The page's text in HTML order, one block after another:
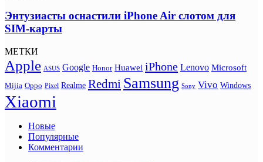
Энтузиасты оснастили iPhone Air слотом для
SIM-карты
МЕТКИ
Apple ASUS Google Honor Huawei iPhone Lenovo Microsoft
Mijia Oppo Pixel Realme Redmi Samsung Sony Vivo Windows
Xiaomi
Новые
Популярные
Комментарии